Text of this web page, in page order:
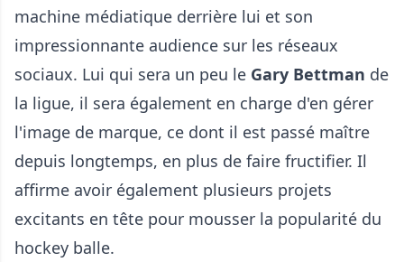
machine médiatique derrière lui et son
impressionnante audience sur les réseaux
sociaux. Lui qui sera un peu le Gary Bettman de
la ligue, il sera également en charge d'en gérer
l'image de marque, ce dont il est passé maître
depuis longtemps, en plus de faire fructifier. Il
affirme avoir également plusieurs projets
excitants en tête pour mousser la popularité du
hockey balle.